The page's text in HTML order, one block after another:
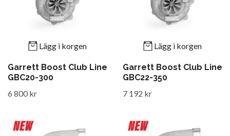
Lägg i korgen
Garrett Boost Club Line
GBC20-300
6 800 kr
Lägg i korgen
Garrett Boost Club Line
GBC22-350
7 192 kr